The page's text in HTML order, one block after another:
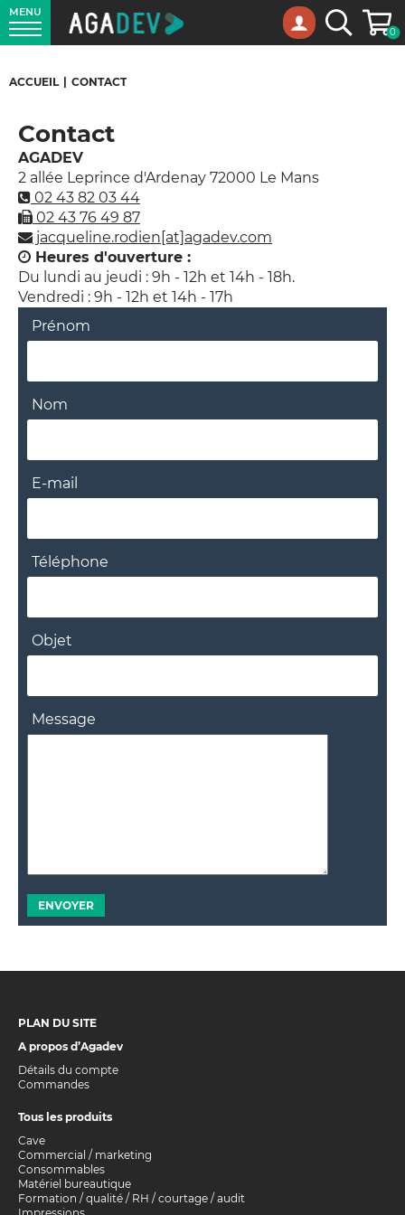
MENU
Recherche0
ACCUEIL CONTACT
Contact
AGADEV
2 allée Leprince d'Ardenay 72000 Le Mans
02 43 82 03 44
02 43 76 49 87
jacqueline.rodien[at]agadev.com
Heures d'ouverture :
Du lundi au jeudi : 9h - 12h et 14h - 18h.
Vendredi : 9h - 12h et 14h - 17h
Prénom
Nom
E-mail
Téléphone
Objet
Message
PLAN DU SITE
A propos d’Agadev
Détails du compte
Commandes
Tous les produits
Cave
Commercial / marketing
Consommables
Matériel bureautique
Formation / qualité / RH / courtage / audit